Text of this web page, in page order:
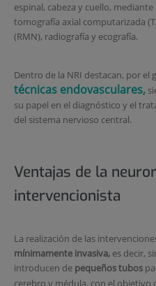
espinal, cabeza y cuello,
tomografía axial computarizada
(RMN), radiografía y ecografía.
Dentro de la NRI destacan, por el
técnicas endovasculares,
su papel en el diagnóstico y el
del sistema nervioso central.
Ventajas de la
intervencionista
La realización de las
mínimamente invasiva,es decir,
introducen de pequeños tubos
cerebro y médula, con el objetivo